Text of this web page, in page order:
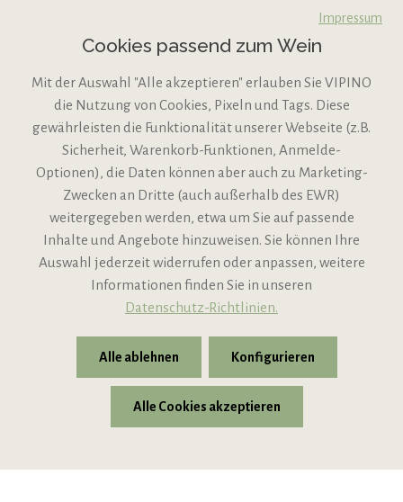
VIPINO Service
Informationen
Support
* Alle Preise inkl. gesetzl. Mehrwertsteuer zzgl.Versandkosten
Impressum
Cookies passend zum Wein
Mit der Auswahl "Alle akzeptieren" erlauben Sie VIPINO
die Nutzung von Cookies, Pixeln und Tags. Diese
gewährleisten die Funktionalität unserer Webseite (z.B.
Sicherheit, Warenkorb-Funktionen, Anmelde-
Optionen), die Daten können aber auch zu Marketing-
Zwecken an Dritte (auch außerhalb des EWR)
weitergegeben werden, etwa um Sie auf passende
Inhalte und Angebote hinzuweisen. Sie können Ihre
Auswahl jederzeit widerrufen oder anpassen, weitere
Informationen finden Sie in unseren
Datenschutz-Richtlinien.
Alle ablehnen Konfigurieren
Alle Cookies akzeptieren